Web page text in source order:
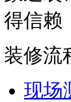
得信赖
装修流
现场